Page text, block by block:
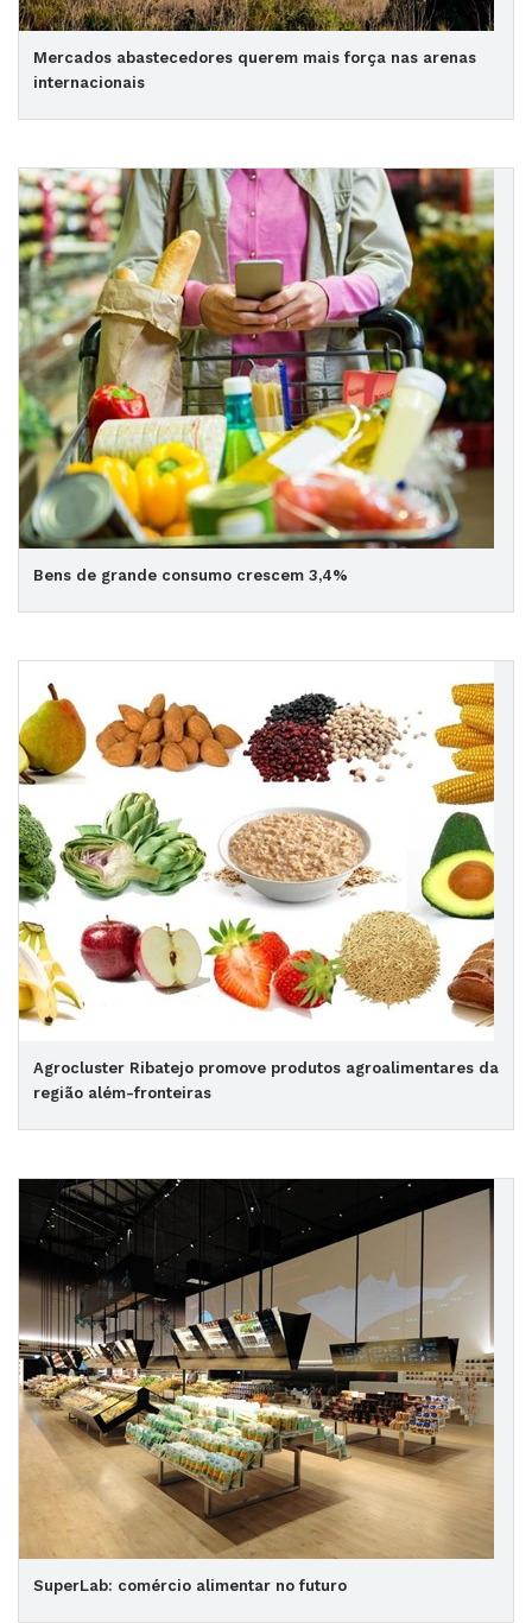
Mercados abastecedores querem mais força nas arenas
internacionais
Bens de grande consumo crescem 3,4%
Agrocluster Ribatejo promove produtos agroalimentares da
região além-fronteiras
SuperLab: comércio alimentar no futuro